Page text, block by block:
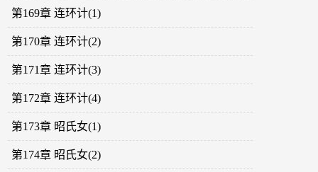
第169章 连环计(1)
第170章 连环计(2)
第171章 连环计(3)
第172章 连环计(4)
第173章 昭氏女(1)
第174章 昭氏女(2)